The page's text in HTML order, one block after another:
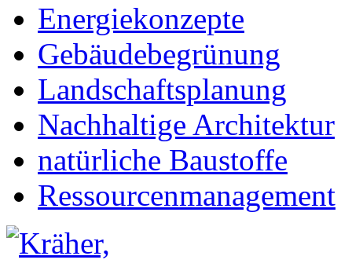
Energiekonzepte
Gebäudebegrünung
Landschaftsplanung
Nachhaltige Architektur
natürliche Baustoffe
Ressourcenmanagement